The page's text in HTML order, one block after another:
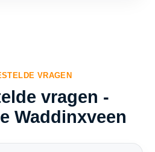
VRAGEN
vragen -
Waddinxveen